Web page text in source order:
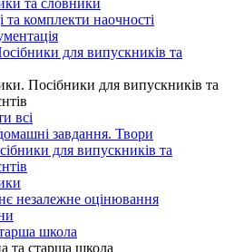
та словники
та комплекти наочності
для випускників та
Посібники для випускників та
всі
завдання. Твори
для випускників та
незалежне оцінювання
школа
та старша школа